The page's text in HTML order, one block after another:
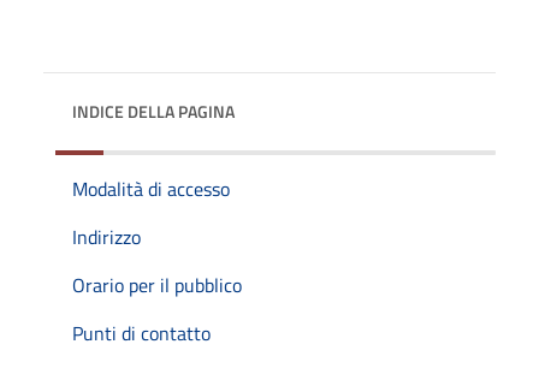
INDICE DELLA PAGINA
Modalità di accesso
Indirizzo
Orario per il pubblico
Punti di contatto